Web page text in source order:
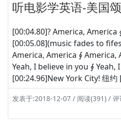
听电影学英语-美国
[00:04.80]? America, America
[00:05.08](music fades to
America, America ∮ America,
Yeah, I believe in you ∮ Yeah,
[00:24.96]New York City! 纽
发表于:2018-12-07 / 阅读(391) / 评